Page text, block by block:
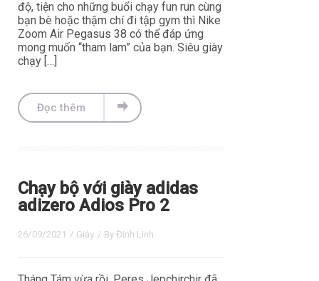
độ, tiện cho những buổi chạy fun run cùng
bạn bè hoặc thậm chí đi tập gym thì Nike
Zoom Air Pegasus 38 có thể đáp ứng
mong muốn “tham lam” của bạn. Siêu giày
chạy […]
Đọc thêm
Chạy bộ với giày adidas
adizero Adios Pro 2
26/09/2021 / Giày / By Đinh Linh